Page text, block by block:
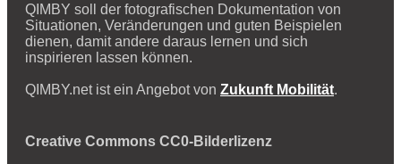
QIMBY soll der fotografischen Dokumentation von
Situationen, Veränderungen und guten Beispielen
dienen, damit andere daraus lernen und sich
inspirieren lassen können.
QIMBY.net ist ein Angebot von Zukunft Mobilität.
Creative Commons CC0-Bilderlizenz